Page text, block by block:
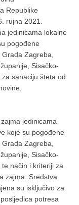
Republike
rujna 2021.
jedinicama lokalne
pogođene
Zagreba,
Sisačko-
sanaciju šteta od
jedinicama
koje su pogođene
Zagreba,
Sisačko-
način i kriteriji za
zajma. Sredstva
su isključivo za
potresa